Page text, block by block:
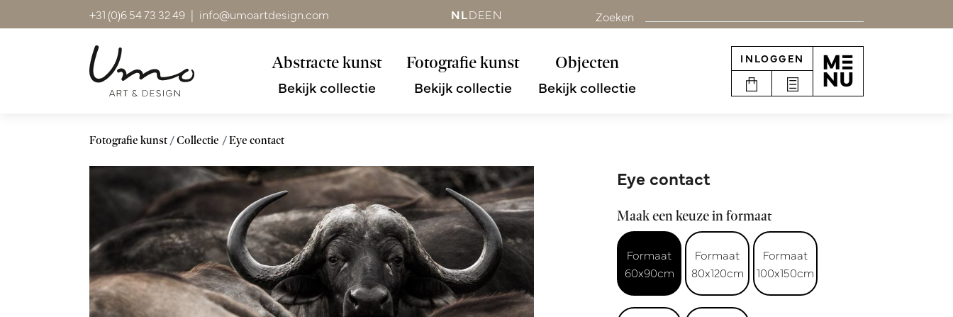
+31 (0)6 54 73 32 49 | info@umoartdesign.com NLDEEN Zoeken
Abstracte kunst
Bekijk collectie
Fotografie kunst
Bekijk collectie
Objecten
Bekijk collectie
INLOGGEN
Fotografie kunst Collectie Eye contact
Eye contact
Maak een keuze in formaat
Formaat
60x90cm
Formaat
80x120cm
Formaat
100x150cm